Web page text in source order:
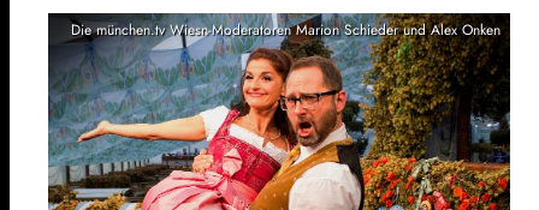
Die münchen.tv Wiesn-Moderatoren Marion Schieder und Alex Onken